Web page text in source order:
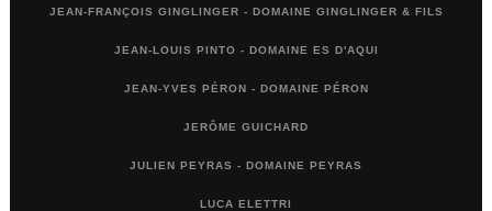
JEAN-FRANÇOIS GINGLINGER - DOMAINE GINGLINGER & FILS
JEAN-LOUIS PINTO - DOMAINE ES D'AQUI
JEAN-YVES PÉRON - DOMAINE PÉRON
JERÔME GUICHARD
JULIEN PEYRAS - DOMAINE PEYRAS
LUCA ELETTRI